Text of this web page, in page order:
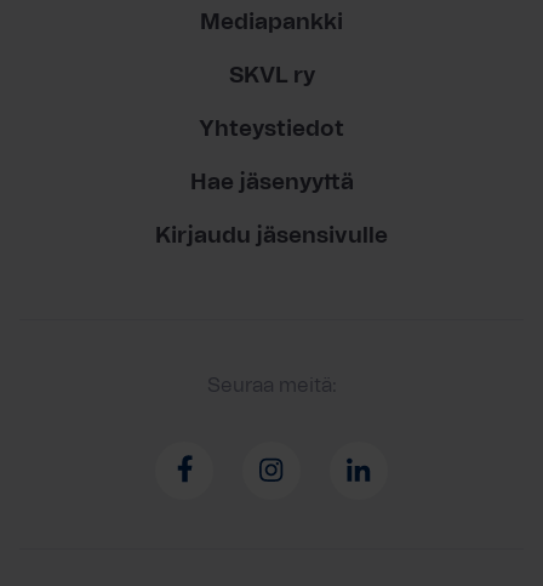
Mediapankki
SKVL ry
Yhteystiedot
Hae jäsenyyttä
Kirjaudu jäsensivulle
Seuraa meitä: